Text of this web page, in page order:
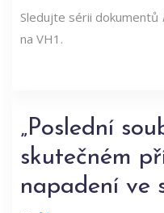
Sledujte sérii dokumentů
na VH1.
„Poslední
skutečném
napadení ve